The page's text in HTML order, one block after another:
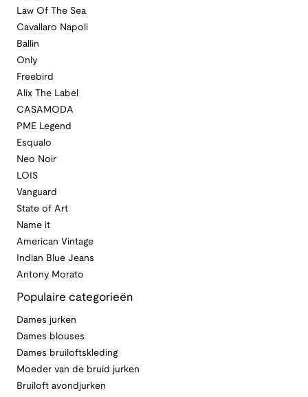
Law Of The Sea
Cavallaro Napoli
Ballin
Only
Freebird
Alix The Label
CASAMODA
PME Legend
Esqualo
Neo Noir
LOIS
Vanguard
State of Art
Name it
American Vintage
Indian Blue Jeans
Antony Morato
Populaire categorieën
Dames jurken
Dames blouses
Dames bruiloftskleding
Moeder van de bruid jurken
Bruiloft avondjurken